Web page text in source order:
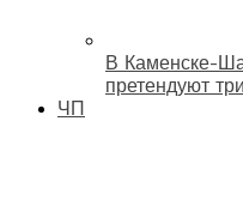
В Каменске-
претендуют
ЧП